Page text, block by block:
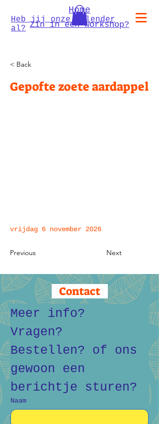
Heb jij onze kalender
al? Zin in een workshop?
Home
< Back
Gepofte zoete aardappel
vrijdag 6 november 2026
Previous Next
Contact
Meer info?
Vragen?
Bestellen? of ons
gewoon een
berichtje sturen?
Naam